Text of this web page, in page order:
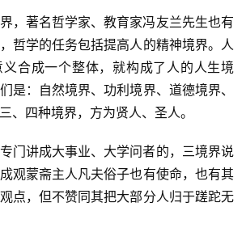
，著名哲学家、教育家冯友兰先生也有
哲学的任务包括提高人的精神境界。人
合成一个整体，就构成了人的人生境
是：自然境界、功利境界、道德境界、
、四种境界，方为贤人、圣人。
门讲成大事业、大学问者的，三境界说
观蒙斋主人凡夫俗子也有使命，也有其
点，但不赞同其把大部分人归于蹉跎无